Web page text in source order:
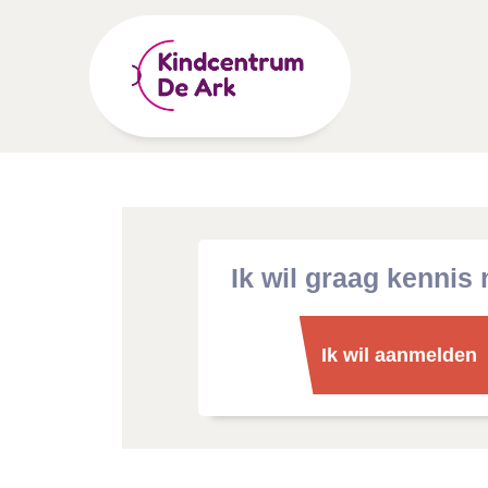
Ik wil graag kennis
Ik wil aanmelden